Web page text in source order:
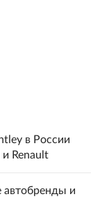
в России
Renault
автобренды и